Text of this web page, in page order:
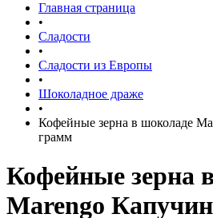
Главная страница
•
Сладости
•
Сладости из Европы
•
Шоколадное драже
•
Кофейные зерна в шоколаде
грамм
Кофейные зерна
Marengo